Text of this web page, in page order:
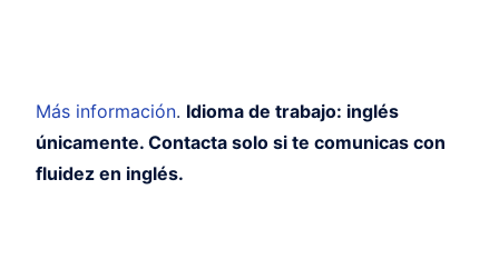
Más información. Idioma de trabajo: inglés
únicamente. Contacta solo si te comunicas con
fluidez en inglés.